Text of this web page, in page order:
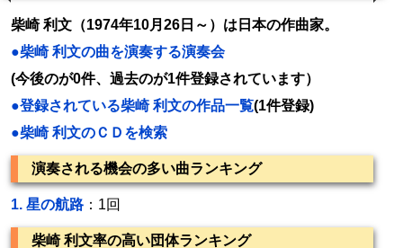
柴崎 利文（1974年10月26日～）は日本の作曲家。
●柴崎 利文の曲を演奏する演奏会
(今後のが0件、過去のが1件登録されています）
●登録されている柴崎 利文の作品一覧(1件登録)
●柴崎 利文のＣＤを検索
演奏される機会の多い曲ランキング
1. 星の航路 ：1回
柴崎 利文率の高い団体ランキング